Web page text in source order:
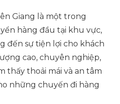
Giang là một trong
hàng đầu tại khu vực,
đến sự tiện lợi cho khách
cao, chuyên nghiệp,
thấy thoải mái và an tâm
những chuyến đi hàng